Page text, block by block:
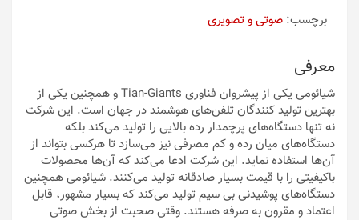
برچسب: صوتی و تصویری
معرفی
شیائومی یکی از پیشروان فناوری Tian-Giants و همچنین یکی از
بهترین تولید کنندگان تلفن‌های هوشمند در جهان است. این شرکت
نه تنها دستگاه‌های پرچمدار رده بالایی را تولید می‌کند بلکه
دستگاه‌های میان رده و کم مصرفی نیز می‌سازد تا هرکسی بتواند از
آن‌ها استفاده نماید. این شرکت ادعا می‌کند که آن‌ها محصولات
باکیفیتی را با قیمت بسیار صادقانه تولید می‌کنند. شیائومی همچنین
دستگاه‌های پوشیدنی بی سیم تولید می‌کند که بسیار مشهور، قابل
اعتماد و مقرون به صرفه هستند. وقتی صحبت از بخش صوتی